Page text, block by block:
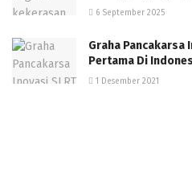
6 September 2025
Graha Pancakarsa
Pertama Di
1 Desember 2021